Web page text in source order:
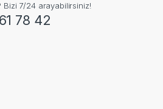
Bizi 7/24 arayabilirsiniz!
78 42